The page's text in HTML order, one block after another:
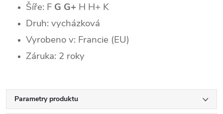
Šíře: F G G+ H H+ K
Druh: vycházková
Vyrobeno v: Francie (EU)
Záruka: 2 roky
Parametry produktu